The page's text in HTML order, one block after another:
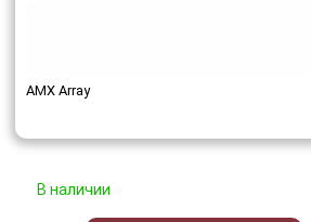
AMX Array
В наличии